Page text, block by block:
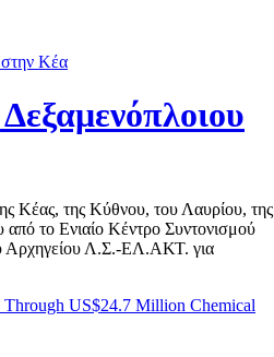
Κέας, της Κύθνου, του Λαυρίου, της
το Ενιαίο Κέντρο Συντονισμού
Αρχηγείου Λ.Σ.-ΕΛ.ΑΚΤ. για